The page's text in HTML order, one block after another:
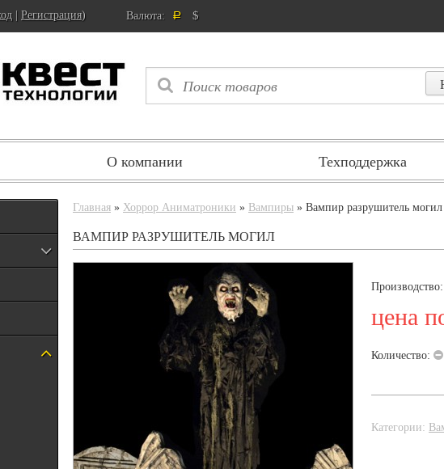
| Регистрация) Валюта: Р $
О компании Техподдержка
Главная » Хоррор Аниматроники » Вампиры » Вампир разрушитель могил
ВАМПИР РАЗРУШИТЕЛЬ МОГИЛ
Производство:
цена
Количество:
Категории: